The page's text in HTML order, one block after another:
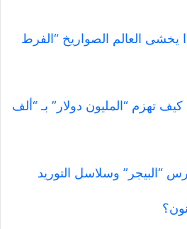
يخشى العالم الصواريخ “الفرط
تهزم “المليون دولار” بـ “ألف
“البيجر” وسلاسل التوريد